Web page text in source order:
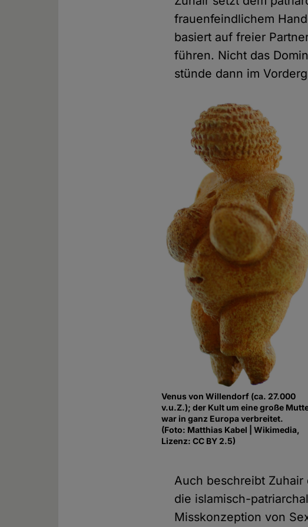
frauenfeindlichem
basiert auf freier
führen. Nicht das
stünde dann im
Venus von Willendorf (ca. 27.000
v.u.Z.); der Kult um eine große
war in ganz Europa verbreitet.
(Foto: Matthias Kabel | Wikimedia,
Lizenz: CC BY 2.5)
Auch beschreibt
die islamisch-
Misskonzeption von